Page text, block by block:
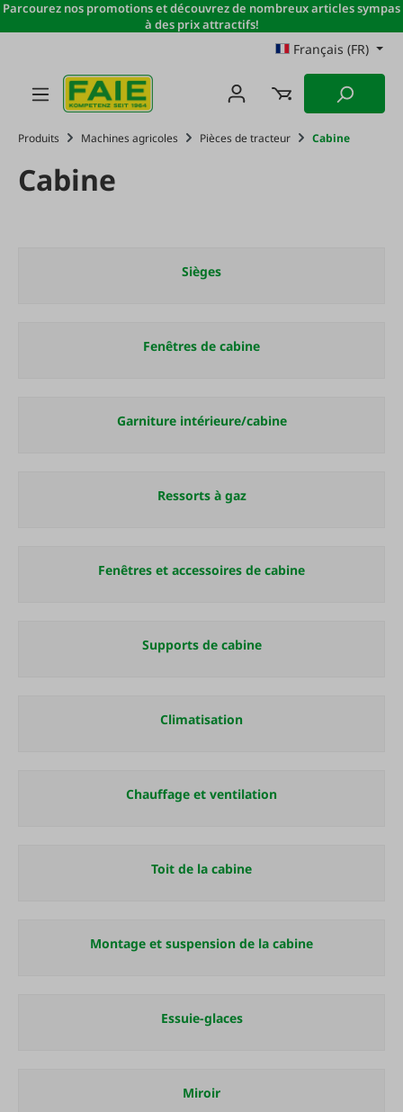
Passer au contenu principal
Parcourez nos promotions et découvrez de nombreux articles sympas
à des prix attractifs!
Français (FR)
Produits Machines agricoles Pièces de tracteur Cabine
Cabine
Sièges
Fenêtres de cabine
Garniture intérieure/cabine
Ressorts à gaz
Fenêtres et accessoires de cabine
Supports de cabine
Climatisation
Chauffage et ventilation
Toit de la cabine
Montage et suspension de la cabine
Essuie-glaces
Miroir